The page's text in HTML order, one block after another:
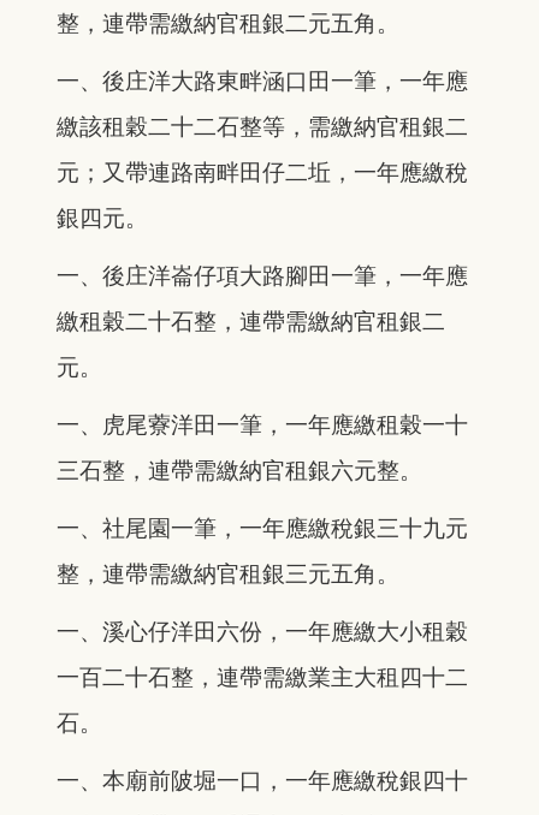
整，連帶需繳納官租銀二元五角。
一、後庄洋大路東畔涵口田一筆，一年應
繳該租穀二十二石整等，需繳納官租銀二
元；又帶連路南畔田仔二坵，一年應繳稅
銀四元。
一、後庄洋崙仔項大路腳田一筆，一年應
繳租穀二十石整，連帶需繳納官租銀二
元。
一、虎尾藔洋田一筆，一年應繳租穀一十
三石整，連帶需繳納官租銀六元整。
一、社尾園一筆，一年應繳稅銀三十九元
整，連帶需繳納官租銀三元五角。
一、溪心仔洋田六份，一年應繳大小租穀
一百二十石整，連帶需繳業主大租四十二
石。
一、本廟前陂堀一口，一年應繳稅銀四十